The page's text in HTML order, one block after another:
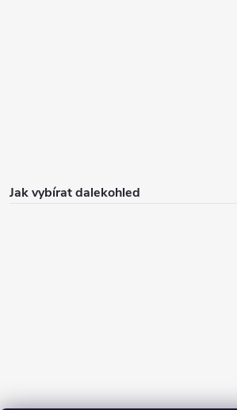
Jak vybírat dalekohled